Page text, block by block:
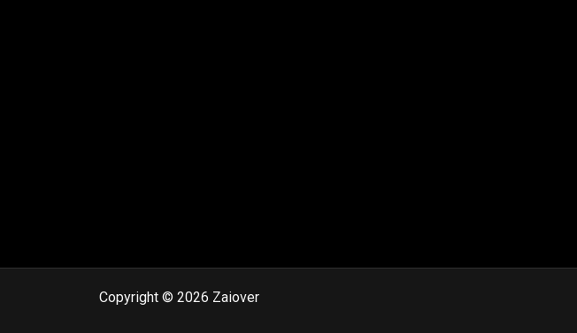
Copyright © 2026 Zaiover